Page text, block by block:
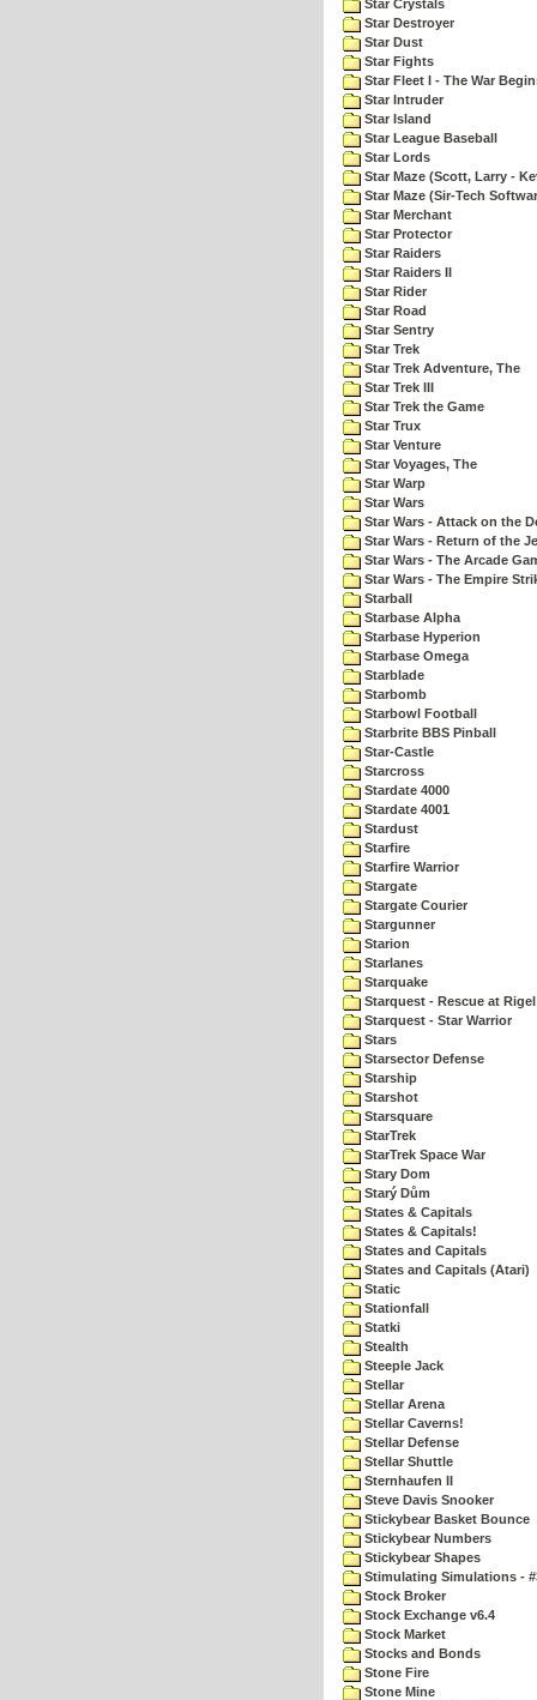
Star Crystals
Star Destroyer
Star Dust
Star Fights
Star Fleet I - The War
Star Intruder
Star Island
Star League Baseball
Star Lords
Star Maze (Scott, Larry -
Star Maze (Sir-Tech
Star Merchant
Star Protector
Star Raiders
Star Raiders II
Star Rider
Star Road
Star Sentry
Star Trek
Star Trek Adventure, The
Star Trek III
Star Trek the Game
Star Trux
Star Venture
Star Voyages, The
Star Warp
Star Wars
Star Wars - Attack on the
Star Wars - Return of the
Star Wars - The Arcade
Star Wars - The Empire
Starball
Starbase Alpha
Starbase Hyperion
Starbase Omega
Starblade
Starbomb
Starbowl Football
Starbrite BBS Pinball
Star-Castle
Starcross
Stardate 4000
Stardate 4001
Stardust
Starfire
Starfire Warrior
Stargate
Stargate Courier
Stargunner
Starion
Starlanes
Starquake
Starquest - Rescue at Rigel
Starquest - Star Warrior
Stars
Starsector Defense
Starship
Starshot
Starsquare
StarTrek
StarTrek Space War
Stary Dom
Starý Dům
States & Capitals
States & Capitals!
States and Capitals
States and Capitals (Atari)
Static
Stationfall
Statki
Stealth
Steeple Jack
Stellar
Stellar Arena
Stellar Caverns!
Stellar Defense
Stellar Shuttle
Sternhaufen II
Steve Davis Snooker
Stickybear Basket Bounce
Stickybear Numbers
Stickybear Shapes
Stimulating Simulations -
Stock Broker
Stock Exchange v6.4
Stock Market
Stocks and Bonds
Stone Fire
Stone Mine